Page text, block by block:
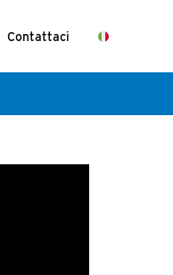
Contattaci